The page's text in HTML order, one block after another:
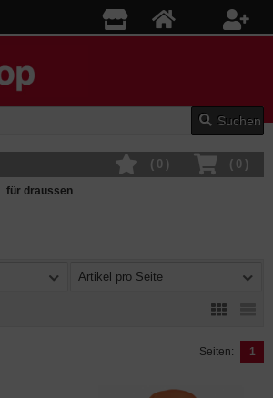
Suchen
( 0 )
( 0 )
für draussen
Artikel pro Seite
Seiten: 1